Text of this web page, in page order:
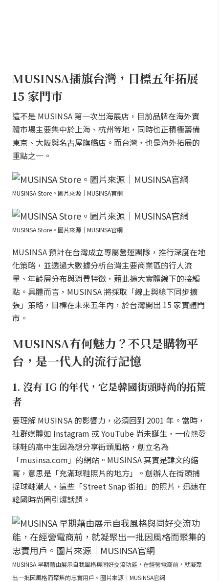
MUSINSA插旗台灣，目標五年拓展
15 家門市
這不是 MUSINSA 第一次出海展店，目前品牌在海外實
體市場主要集中於上海、杭州等地，同時也正積極籌備
東京、大阪與名古屋旗艦店。而台灣，也是海外拓展的
重點之一。
MUSINSA Store。圖片來源｜MUSINSA官網
MUSINSA Store。圖片來源｜MUSINSA官網
MUSINSA 預計在台灣成立專屬營運團隊，推行深度在地
化策略，並透過大數據分析台灣主要商業區的行人流
量、年齡層分布與消費特徵，藉此擴大實體線下的接觸
點。具體而言，MUSINSA 將採取「線上與線下同步擴
張」策略，目標在未來五年內，於台灣開出 15 家實體門
市。
MUSINSA有何魅力？不只是購物平
台，是一代人的流行記憶
1. 沒有 IG 的年代，它是韓國街頭時尚的拓荒
者
要理解 MUSINSA 的影響力，必須回到 2001 年。當時，
社群媒體如 Instagram 或 YouTube 尚未誕生，一位熱愛
球鞋的高中生因為想分享街頭風格，創立名為
「musinsa.com」的網站。MUSINSA 其實是韓文的縮
寫，意思是「充滿球鞋照片的地方」。創辦人在街頭捕
捉球鞋潮人，這些「Street Snap 街拍」的照片，迅速在
韓國時尚圈引爆話題。
MUSINSA 早期藉由展示自我風格與同好交流功能，在經營電商前，就凝聚
出一批因風格而聚集的忠實用戶。圖片來源｜MUSINSA官網